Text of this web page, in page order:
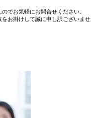
でお気軽にお問合せください。
お掛けして誠に申し訳ございませ